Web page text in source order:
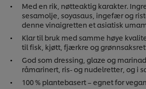
Med en rik, nøtteaktig karakter.
sesamolje, soyasaus, ingefær og
denne vinaigretten et asiatisk
Klar til bruk med samme høye
til fisk, kjøtt, fjærkre og
God som dressing, glaze og
råmarinert, ris- og nudelretter, og i
100 % plantebasert – egnet for